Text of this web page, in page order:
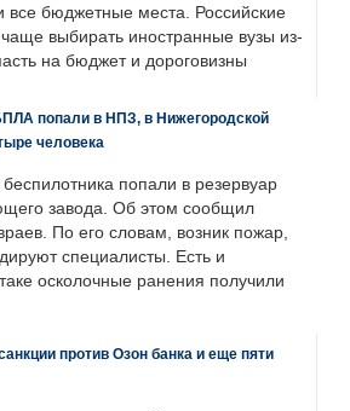
все бюджетные места. Российские
чаще выбирать иностранные вузы из-
на бюджет и дороговизны
попали в НПЗ, в Нижегородской
человека
попали в резервуар
завода. Об этом сообщил
По его словам, возник пожар,
специалисты. Есть и
осколочные ранения получили
против Озон банка и еще пяти